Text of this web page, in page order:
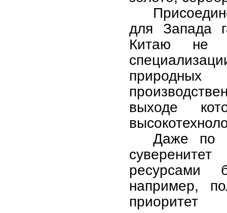
для Запада
Китаю не
выходе
Даже по
ресурсами
например,